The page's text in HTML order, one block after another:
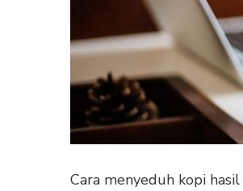
Cara menyeduh kopi